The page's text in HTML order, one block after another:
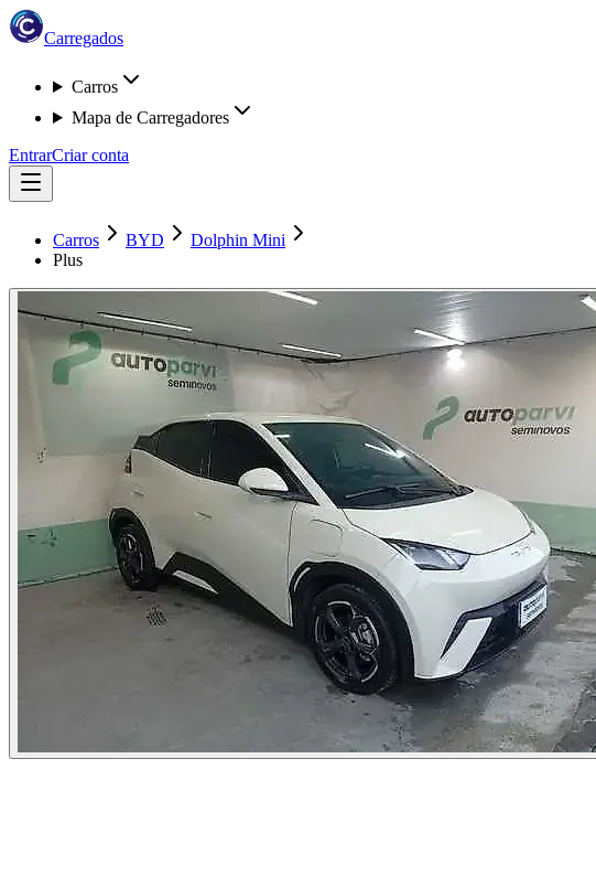
Carregados
Carros
Mapa de Carregadores
EntrarCriar conta
Carros BYD
Dolphin Mini
Plus